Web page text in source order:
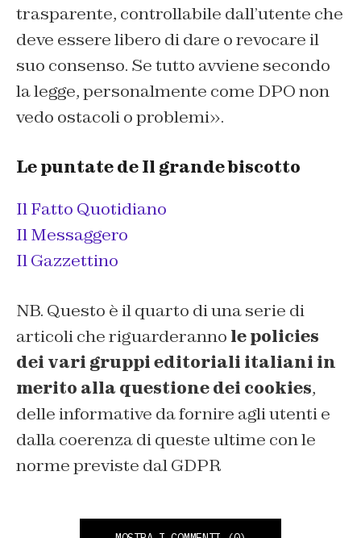
trasparente, controllabile dall’utente che
deve essere libero di dare o revocare il
suo consenso. Se tutto avviene secondo
la legge, personalmente come DPO non
vedo ostacoli o problemi».
Le puntate de Il grande biscotto
Il Fatto Quotidiano
Il Messaggero
Il Gazzettino
NB. Questo è il quarto di una serie di
articoli che riguarderanno le policies
dei vari gruppi editoriali italiani in
merito alla questione dei cookies,
delle informative da fornire agli utenti e
dalla coerenza di queste ultime con le
norme previste dal GDPR